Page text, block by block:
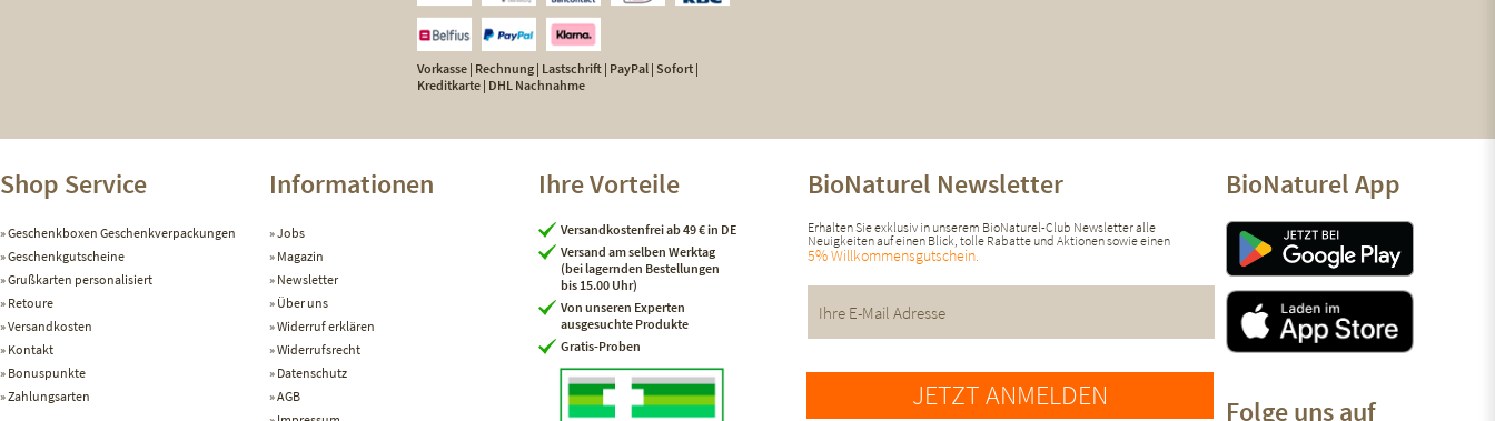
Vorkasse | Rechnung | Lastschrift | PayPal | Sofort |
Kreditkarte | DHL Nachnahme
Shop Service
Geschenkboxen Geschenkverpackungen
Geschenkgutscheine
Grußkarten personalisiert
Retoure
Versandkosten
Kontakt
Bonuspunkte
Zahlungsarten
Informationen
Jobs
Magazin
Newsletter
Über uns
Widerruf erklären
Widerrufsrecht
Datenschutz
AGB
Ihre Vorteile
Versandkostenfrei ab 49 € in DE
Versand am selben Werktag
(bei lagernden Bestellungen
bis 15.00 Uhr)
Von unseren Experten
ausgesuchte Produkte
Gratis-Proben
BioNaturel Newsletter
Erhalten Sie exklusiv in unserem BioNaturel-Club Newsletter alle
Neuigkeiten auf einen Blick, tolle Rabatte und Aktionen sowie einen
5% Willkommensgutschein.
JETZT ANMELDEN
BioNaturel App
Folge uns auf